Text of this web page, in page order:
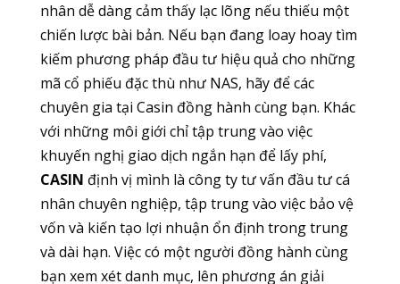
nhân dễ dàng cảm thấy lạc lõng nếu thiếu một
chiến lược bài bản. Nếu bạn đang loay hoay tìm
kiếm phương pháp đầu tư hiệu quả cho những
mã cổ phiếu đặc thù như NAS, hãy để các
chuyên gia tại Casin đồng hành cùng bạn. Khác
với những môi giới chỉ tập trung vào việc
khuyến nghị giao dịch ngắn hạn để lấy phí,
CASIN định vị mình là công ty tư vấn đầu tư cá
nhân chuyên nghiệp, tập trung vào việc bảo vệ
vốn và kiến tạo lợi nhuận ổn định trong trung
và dài hạn. Việc có một người đồng hành cùng
bạn xem xét danh mục, lên phương án giải